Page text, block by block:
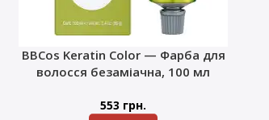
BBCos Keratin Color — Фарба для
волосся безаміачна, 100 мл
553 грн.